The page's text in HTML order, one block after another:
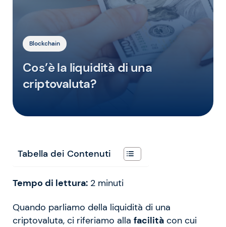
Blockchain
Cos’è la liquidità di una
criptovaluta?
Tabella dei Contenuti
Tempo di lettura: 2 minuti
Quando parliamo della liquidità di una
criptovaluta, ci riferiamo alla facilità con cui